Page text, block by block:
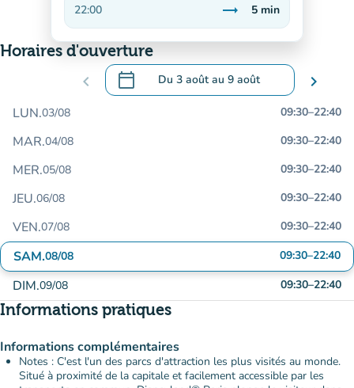
22:00 trending_flat
Stable
5 min
Horaires d'ouverture
chevron_left calendar_today Du 3 aoûtau 9 août
.Ouvrir le calendrier pour changer de
chevron_right
LUN.03/08 09:30–22:40
MAR.04/08 09:30–22:40
MER.05/08 09:30–22:40
JEU.06/08 09:30–22:40
VEN.07/08 09:30–22:40
SAM.08/08 09:30–22:40
DIM.09/08 09:30–22:40
Informations pratiques
Informations complémentaires
Notes : C'est l'un des parcs d'attraction les plus visités au monde.
Situé à proximité de la capitale et facilement accessible par les